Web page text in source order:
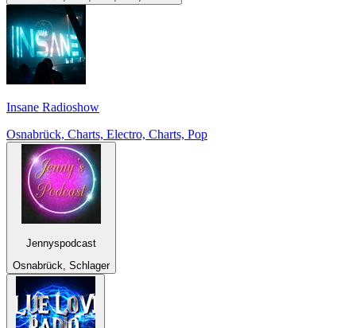
Insane Radioshow
Osnabrück, Charts, Electro, Charts, Pop
Jennyspodcast
Osnabrück, Schlager